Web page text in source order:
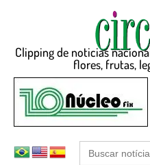
Clipping de noticias
flores, frutas,
Search
for: